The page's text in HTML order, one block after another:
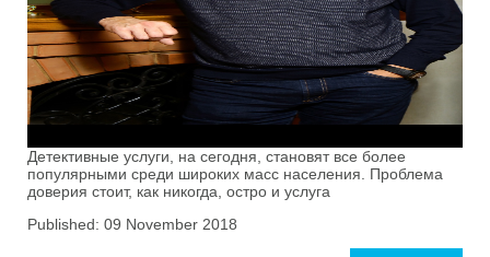
Детективные услуги, на сегодня, становят все более
популярными среди широких масс населения. Проблема
доверия стоит, как никогда, остро и услуга
Published: 09 November 2018